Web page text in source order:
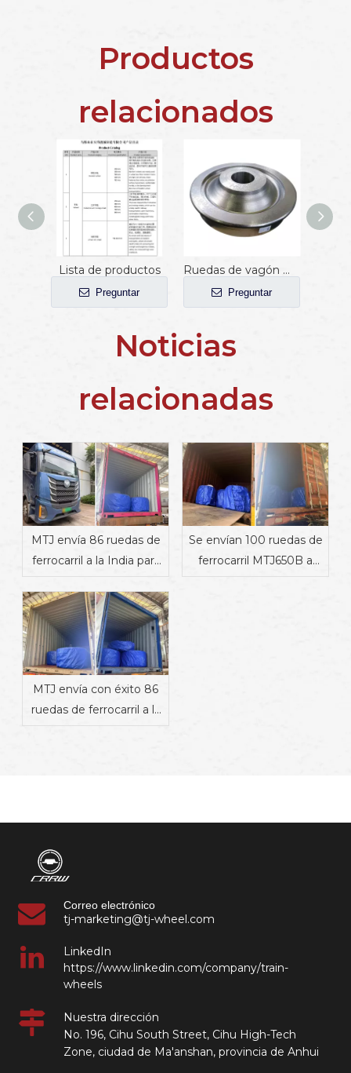
Productos
relacionados
Lista de productos
Preguntar
Ruedas de vagón minero de ferrocarril
Preguntar
Noticias
relacionadas
MTJ envía 86 ruedas de
ferrocarril a la India para
transporte ferroviario
Se envían 100 ruedas de
ferrocarril MTJ650B a
MTJ envía con éxito 86
ruedas de ferrocarril a la
Correo electrónico
tj-marketing@tj-wheel.com
LinkedIn
https://www.linkedin.com/company/train-
wheels
Nuestra dirección
No. 196, Cihu South Street, Cihu High-Tech
Zone, ciudad de Ma'anshan, provincia de Anhui